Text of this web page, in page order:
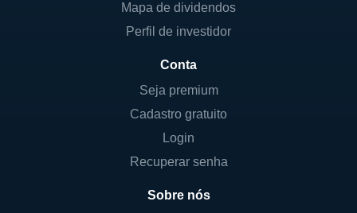
que permite a entrega eficiente de produtos
em diferentes regiões, garantindo que as
fabricação de chapas de aço, que são
utilizadas em diversas aplicações, incluindo
construção e fabricação de estruturas
metálicas. Além disso, a empresa opera no
Mapa de dividendos
Perfil de investidor
Conta
Seja premium
Cadastro gratuito
Login
Recuperar senha
Sobre nós